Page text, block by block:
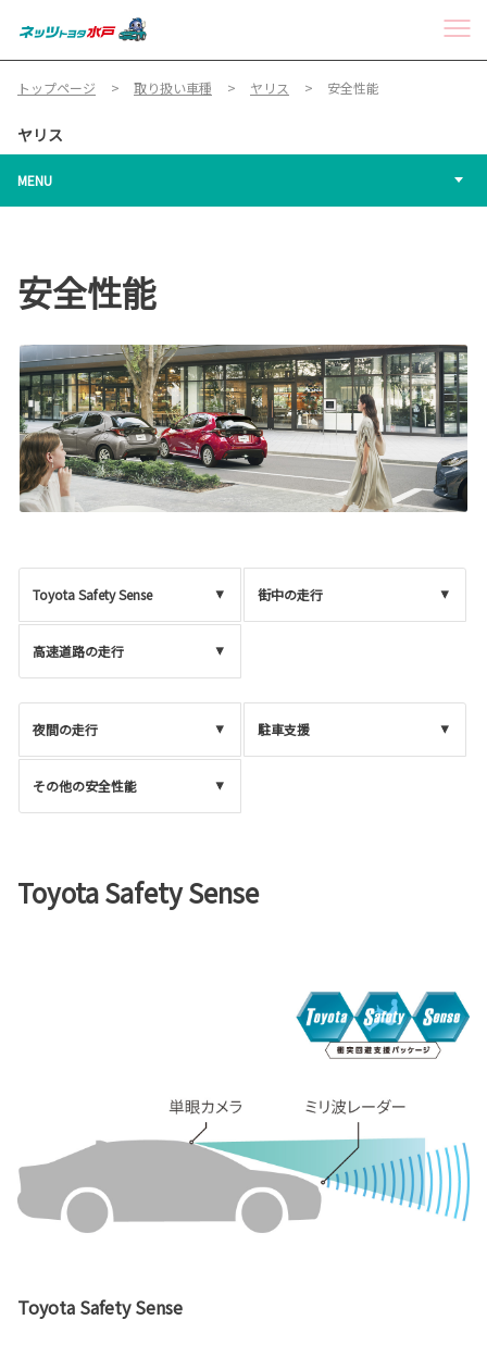
トップページ 取り扱い車種 ヤリス 安全性能
ヤリス
MENU
安全性能
Toyota Safety Sense 街中の走行
高速道路の走行
夜間の走行 駐車支援
その他の安全性能
Toyota Safety Sense
Toyota Safety Sense